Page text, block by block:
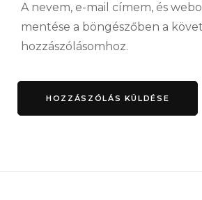
A nevem, e-mail címem, és
mentése a böngészőben a
hozzászólásomhoz.